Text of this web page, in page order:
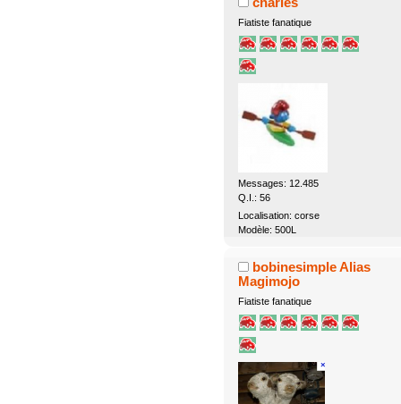
Fiatiste fanatique
Messages: 12.485
Q.I.: 56
Localisation: corse
Modèle: 500L
bobinesimple Alias
Magimojo
Fiatiste fanatique